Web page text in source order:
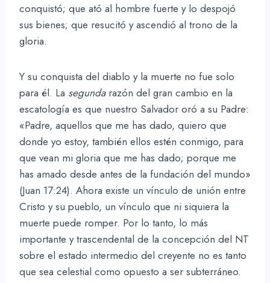
conquistó; que ató al hombre fuerte y lo despojó
sus bienes; que resucitó y ascendió al trono de la
gloria.
Y su conquista del diablo y la muerte no fue solo
para él. La segundarazón del gran cambio en la
escatología es que nuestro Salvador oró a su Padre:
«Padre, aquellos que me has dado, quiero que
donde yo estoy, también ellos estén conmigo, para
que vean mi gloria que me has dado; porque me
has amado desde antes de la fundación del mundo»
(Juan 17:24). Ahora existe un vínculo de unión entre
Cristo y su pueblo, un vínculo que ni siquiera la
muerte puede romper. Por lo tanto, lo más
importante y trascendental de la concepción del NT
sobre el estado intermedio del creyente no es tanto
que sea celestial como opuesto a ser subterráneo.